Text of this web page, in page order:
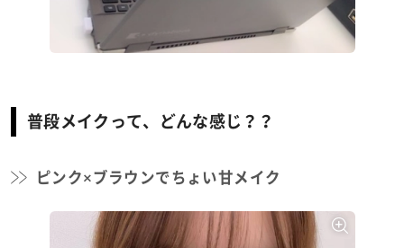
普段メイクって、どんな感じ？？
ピンク×ブラウンでちょい甘メイク